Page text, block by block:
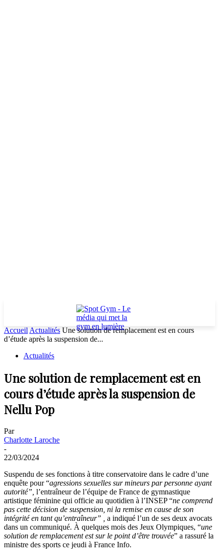
Accueil Actualités Une solution de remplacement est en cours
d’étude après la suspension de...
Actualités
Une solution de remplacement est en
cours d’étude après la suspension de
Nellu Pop
Par
Charlotte Laroche
-
22/03/2024
Suspendu de ses fonctions à titre conservatoire dans le cadre d’une
enquête pour “agressions sexuelles sur mineurs par personne ayant
autorité”, l’entraîneur de l’équipe de France de gymnastique
artistique féminine qui officie au quotidien à l’INSEP “ne comprend
pas cette décision de suspension, ni la remise en cause de son
intégrité en tant qu’entraîneur” ,
a indiqué l’un de ses deux avocats
dans un communiqué. À quelques mois des Jeux Olympiques, “une
solution de remplacement est sur le point d’être trouvée” a rassuré la
ministre des sports ce jeudi à France Info.